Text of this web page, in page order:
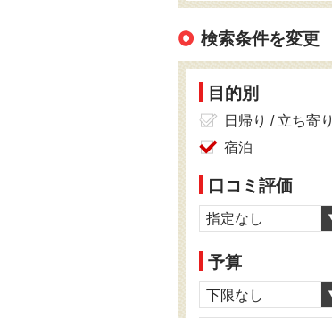
検索条件を変更
目的別
日帰り / 立ち寄り
宿泊
口コミ評価
指定なし
予算
下限なし